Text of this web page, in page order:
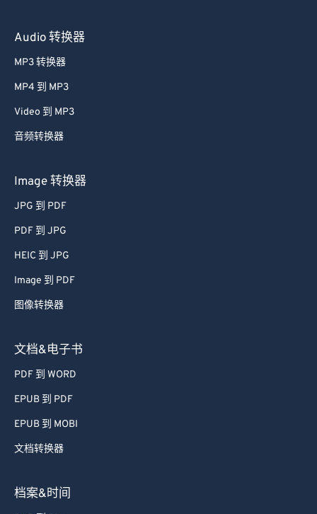
Audio 转换器
MP3 转换器
MP4 到 MP3
Video 到 MP3
音频转换器
Image 转换器
JPG 到 PDF
PDF 到 JPG
HEIC 到 JPG
Image 到 PDF
图像转换器
文档&电子书
PDF 到 WORD
EPUB 到 PDF
EPUB 到 MOBI
文档转换器
档案&时间